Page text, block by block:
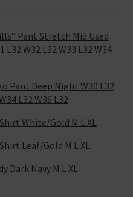
Pant Stretch Mid Used
L32 W32 L32 W33 L32 W34
Pant Deep Night W30 L32
L32 W36 L32
White/Gold M L XL
Leaf/Gold M L XL
Dark Navy M L XL